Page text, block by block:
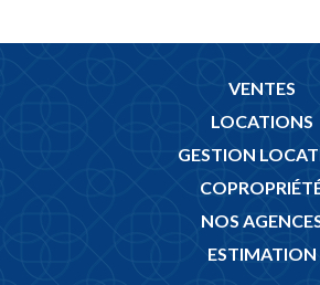
VENTES
LOCATIONS
GESTION
NOS
ESTIMATION